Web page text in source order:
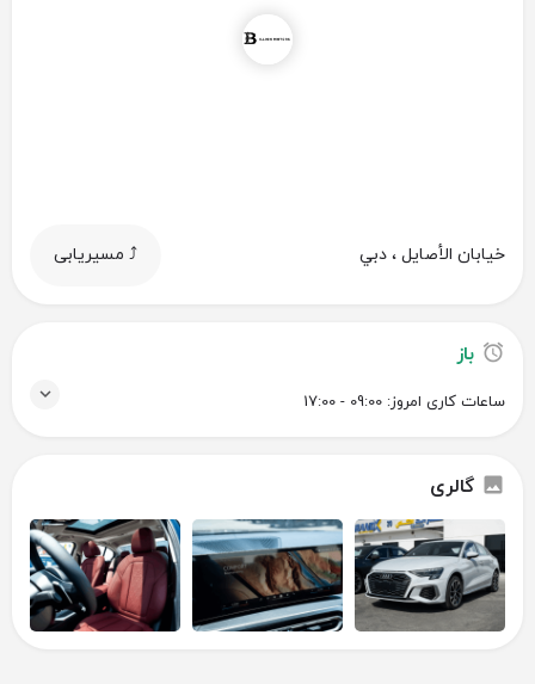
خیابان الأصايل ، دبي ⤴️ مسیریابی
باز
ساعات کاری امروز: 09:00 - 17:00
گالری